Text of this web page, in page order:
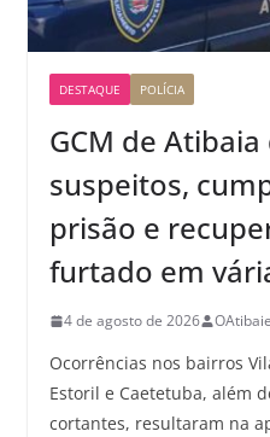
DESTAQUE POLÍCIA
GCM de
suspeitos,
prisão e
furtado em
4 de agosto de 2026
Ocorrências nos bairros
Estoril e Caetetuba, além
cortantes, resultaram na